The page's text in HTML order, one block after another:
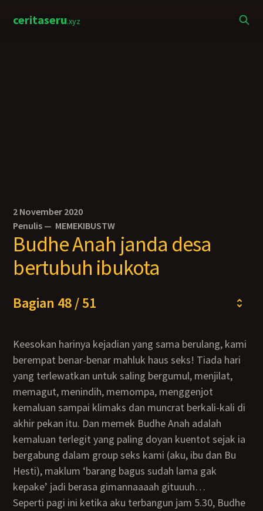
ceritaseru.xyz
2 November 2020
Penulis — MEMEKIBUSTW
Budhe Anah janda desa
bertubuh ibukota
Bagian 48 / 51
Keesokan harinya kejadian yang sama berulang, kami
berempat benar-benar mahluk haus seks! Tiada hari
yang terlewatkan untuk saling bergumul, menjilat,
memagut, menindih, memompa, menggenjot
kemaluan sampai klimaks dan muncrat berkali-kali di
akhir pekan itu. Dan memek Budhe Anah adalah
kemaluan terlegit yang paling doyan kuentot sejak ia
bergabung dalam group seks kami (aku, ibu dan Bu
Hesti), maklum ‘barang bagus sudah lama gak
kepake’ jadi berasa gimannaaaah gituuuh…
Seperti pagi ini ketika aku terbangun jam 5.30, Budhe